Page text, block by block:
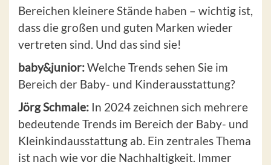
Bereichen kleinere Stände haben – wichtig ist,
dass die großen und guten Marken wieder
vertreten sind. Und das sind sie!
baby&junior:Welche Trends sehen Sie im
Bereich der Baby- und Kinderausstattung?
Jörg Schmale: In 2024 zeichnen sich mehrere
bedeutende Trends im Bereich der Baby- und
Kleinkindausstattung ab. Ein zentrales Thema
ist nach wie vor die Nachhaltigkeit. Immer